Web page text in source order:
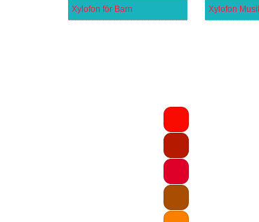
Xylofon för Barn Xylofon